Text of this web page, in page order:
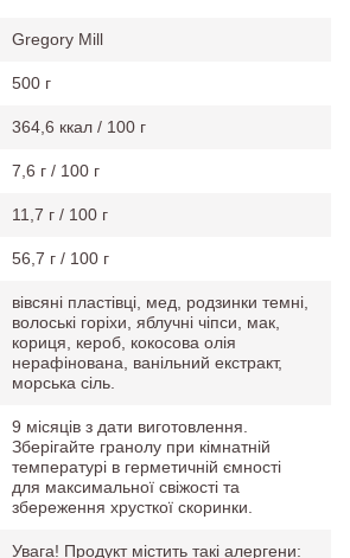
Gregory Mill
500 г
364,6 ккал / 100 г
7,6 г / 100 г
11,7 г / 100 г
56,7 г / 100 г
вівсяні пластівці, мед, родзинки темні,
волоські горіхи, яблучні чіпси, мак,
кориця, кероб, кокосова олія
нерафінована, ванільний екстракт,
морська сіль.
9 місяців з дати виготовлення.
Зберігайте гранолу при кімнатній
температурі в герметичній ємності
для максимальної свіжості та
збереження хрусткої скоринки.
Увага! Продукт містить такі алергени: